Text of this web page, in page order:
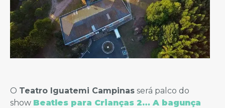
O Teatro Iguatemi Campinas será palco do
show Beatles para Crianças 2… A bagunça